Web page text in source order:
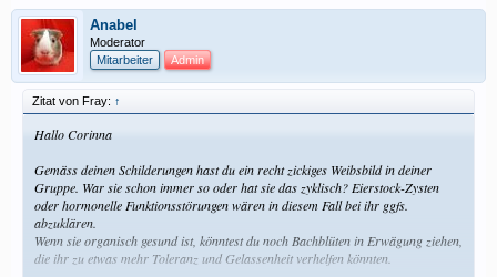
Anabel
Moderator
Mitarbeiter
Admin
Zitat von Fray: ↑
Hallo Corinna
Gemäss deinen Schilderungen hast du ein recht zickiges Weibsbild in deiner
Gruppe. War sie schon immer so oder hat sie das zyklisch? Eierstock-Zysten
oder hormonelle Funktionsstörungen wären in diesem Fall bei ihr ggfs.
abzuklären.
Wenn sie organisch gesund ist, könntest du noch Bachblüten in Erwägung ziehen,
die ihr zu etwas mehr Toleranz und Gelassenheit verhelfen könnten.